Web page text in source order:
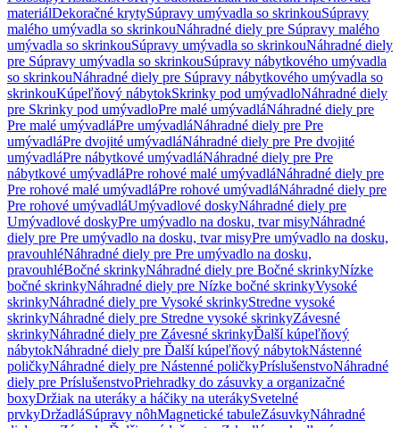
materiálDekoračné krytySúpravy umývadla so skrinkouSúpravy
malého umývadla so skrinkouNáhradné diely pre Súpravy malého
umývadla so skrinkouSúpravy umývadla so skrinkouNáhradné diely
pre Súpravy umývadla so skrinkouSúpravy nábytkového umývadla
so skrinkouNáhradné diely pre Súpravy nábytkového umývadla so
skrinkouKúpeľňový nábytokSkrinky pod umývadloNáhradné diely
pre Skrinky pod umývadloPre malé umývadláNáhradné diely pre
Pre malé umývadláPre umývadláNáhradné diely pre Pre
umývadláPre dvojité umývadláNáhradné diely pre Pre dvojité
umývadláPre nábytkové umývadláNáhradné diely pre Pre
nábytkové umývadláPre rohové malé umývadláNáhradné diely pre
Pre rohové malé umývadláPre rohové umývadláNáhradné diely pre
Pre rohové umývadláUmývadlové doskyNáhradné diely pre
Umývadlové doskyPre umývadlo na dosku, tvar misyNáhradné
diely pre Pre umývadlo na dosku, tvar misyPre umývadlo na dosku,
pravouhléNáhradné diely pre Pre umývadlo na dosku,
pravouhléBočné skrinkyNáhradné diely pre Bočné skrinkyNízke
bočné skrinkyNáhradné diely pre Nízke bočné skrinkyVysoké
skrinkyNáhradné diely pre Vysoké skrinkyStredne vysoké
skrinkyNáhradné diely pre Stredne vysoké skrinkyZávesné
skrinkyNáhradné diely pre Závesné skrinkyĎalší kúpeľňový
nábytokNáhradné diely pre Ďalší kúpeľňový nábytokNástenné
poličkyNáhradné diely pre Nástenné poličkyPríslušenstvoNáhradné
diely pre PríslušenstvoPriehradky do zásuvky a organizačné
boxyDržiak na uteráky a háčiky na uterákySvetelné
prvkyDržadláSúpravy nôhMagnetické tabuleZásuvkyNáhradné